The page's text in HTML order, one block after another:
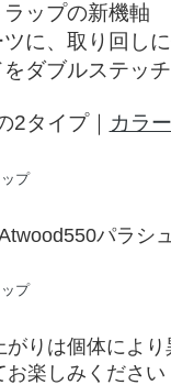
ラップの新機軸
に、取り回し
をダブルステッチ
タイプ｜ カラ
パラシ
りは個体によ
お楽しみください